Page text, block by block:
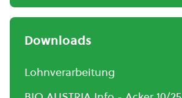
Downloads
Lohnverarbeitung